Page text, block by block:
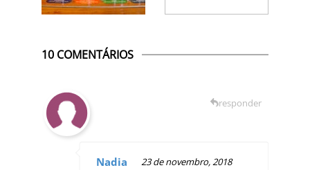
10 COMENTÁRIOS
Nadia
23 de novembro, 2018
responder